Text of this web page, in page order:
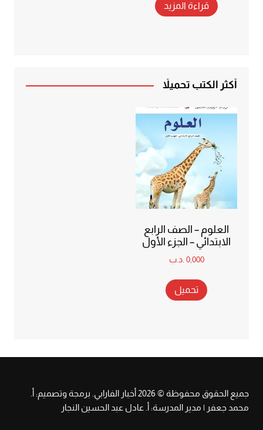
قراءة المزيد
أكثر الكتب تحميلاً
العلوم – الصف الرابع
الابتدائي – الجزء الأول
0,000 .د.ب
تحميل
جميع الحقوق محفوظة © 2026 أخبار الفارابي. برمجة وتصميم: أ.
محمد جعفر | مدير المدرسة: أ. عادل عبد الحسين النجار